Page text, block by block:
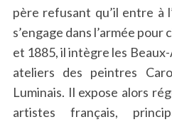
père refusant qu’il entre à
s’engage dans l’armée
et 1885, il intègre les
ateliers des peintres
Luminais. Il expose alors
artistes français,